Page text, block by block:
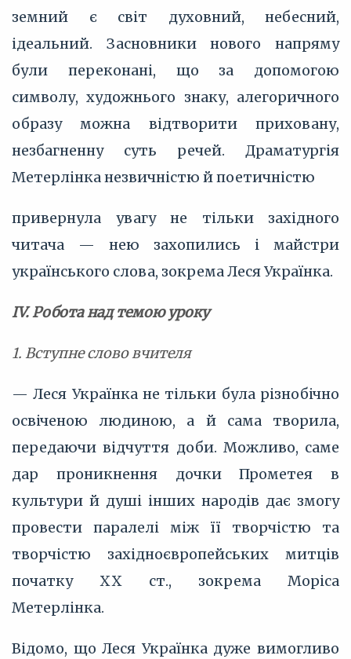
земний є світ духовний, небесний,
ідеальний. Засновники нового напряму
були переконані, що за допомогою
символу, художнього знаку, алегоричного
образу можна відтворити приховану,
незбагненну суть речей. Драматургія
Метерлінка незвичністю й поетичністю
привернула увагу не тільки західного
читача — нею захопились і майстри
українського слова, зокрема Леся Українка.
IV. Робота над темою уроку
1. Вступне слово вчителя
— Леся Українка не тільки була різнобічно
освіченою людиною, а й сама творила,
передаючи відчуття доби. Можливо, саме
дар проникнення дочки Прометея в
культури й душі інших народів дає змогу
провести паралелі між її творчістю та
творчістю західноєвропейських митців
початку XX ст., зокрема Моріса
Метерлінка.
Відомо, що Леся Українка дуже вимогливо